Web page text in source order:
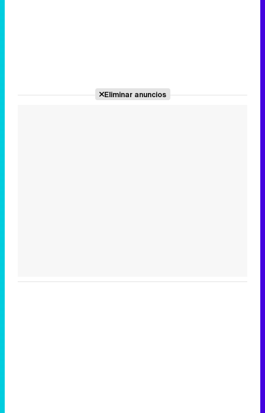
Eliminar anuncios